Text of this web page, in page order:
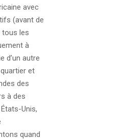
avec
(avant de
tous les
à
d’un autre
et
des
à des
Unis,
quand